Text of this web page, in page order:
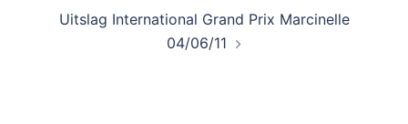
Uitslag International Grand Prix Marcinelle
04/06/11